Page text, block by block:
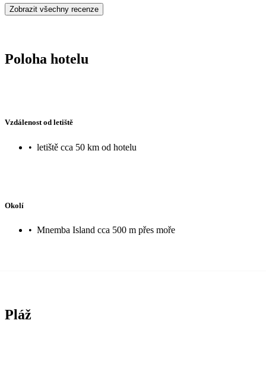
Zobrazit všechny recenze
Poloha hotelu
Vzdálenost od letiště
• letiště cca 50 km od hotelu
Okolí
• Mnemba Island cca 500 m přes moře
Pláž